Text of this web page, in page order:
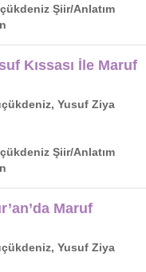
Şiir/Anlatım
Kıssası İle Maruf
Yusuf Ziya
Şiir/Anlatım
Maruf
Yusuf Ziya